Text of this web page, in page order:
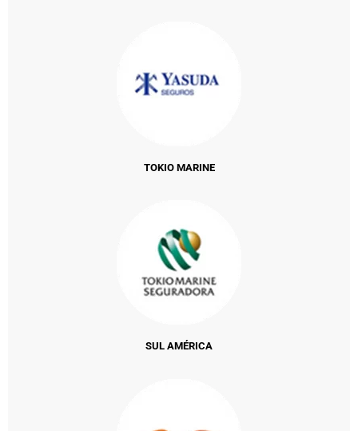
TOKIO MARINE
SUL AMÉRICA